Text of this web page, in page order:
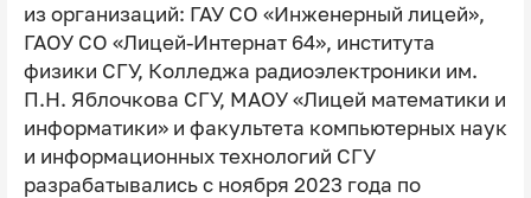
из организаций: ГАУ СО «Инженерный лицей»,
ГАОУ СО «Лицей-Интернат 64», института
физики СГУ, Колледжа радиоэлектроники им.
П.Н. Яблочкова СГУ, МАОУ «Лицей математики и
информатики» и факультета компьютерных наук
и информационных технологий СГУ
разрабатывались с ноября 2023 года по